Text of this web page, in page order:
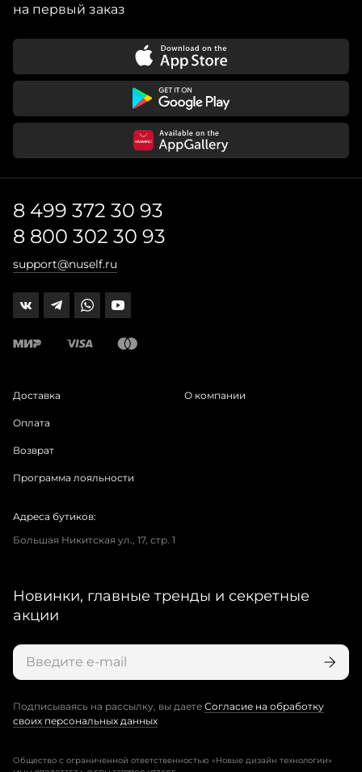
на первый заказ
8 499 372 30 93
8 800 302 30 93
support@nuself.ru
Доставка
Оплата
Возврат
Программа лояльности
О компании
Адреса бутиков:
Большая Никитская ул., 17, стр. 1
Новинки, главные тренды и секретные
акции
Подписываясь на рассылку, вы даете Согласие на обработку
своих персональных данных
Общество с ограниченной ответственностью «Новые дизайн технологии»